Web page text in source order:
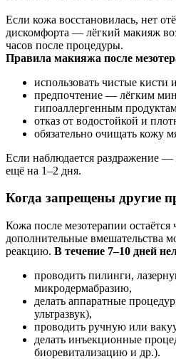
Если кожа восстановилась, нет
дискомфорта — лёгкий макияж
часов после процедуры.
Правила макияжа после
использовать чистые кисти
предпочтение — лёгким
гипоаллергенным
отказ от водостойкой и
обязательно очищать кожу
Если наблюдается раздражение
ещё на 1–2 дня.
Когда запрещены другие
Кожа после мезотерапии
дополнительные вмешательства
реакцию. В течение 7–10 дней
проводить пилинги,
микродермабразию,
делать аппаратные
ультразвук),
проводить ручную или
делать инъекционные
биоревитализацию и др.).